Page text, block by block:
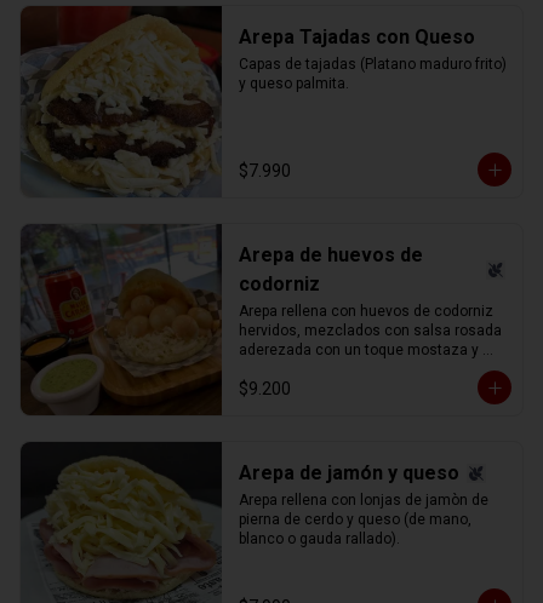
Arepa Tajadas con Queso
Capas de tajadas (Platano maduro frito)
y queso palmita.
$7.990
Arepa de huevos de
codorniz
Arepa rellena con huevos de codorniz
hervidos, mezclados con salsa rosada
aderezada con un toque mostaza y
$9.200
Arepa de jamón y queso
Arepa rellena con lonjas de jamòn de
pierna de cerdo y queso (de mano,
blanco o gauda rallado).